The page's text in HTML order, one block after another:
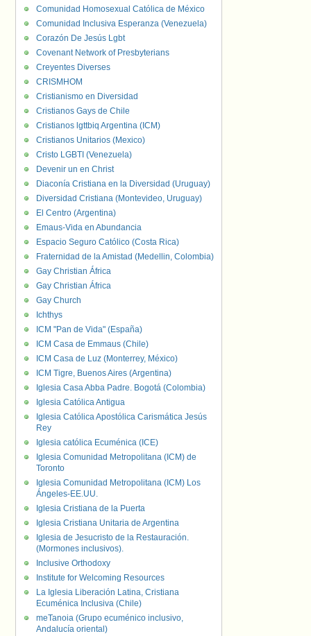
Comunidad Homosexual Católica de México
Comunidad Inclusiva Esperanza (Venezuela)
Corazón De Jesús Lgbt
Covenant Network of Presbyterians
Creyentes Diverses
CRISMHOM
Cristianismo en Diversidad
Cristianos Gays de Chile
Cristianos lgttbiq Argentina (ICM)
Cristianos Unitarios (Mexico)
Cristo LGBTI (Venezuela)
Devenir un en Christ
Diaconía Cristiana en la Diversidad (Uruguay)
Diversidad Cristiana (Montevideo, Uruguay)
El Centro (Argentina)
Emaus-Vida en Abundancia
Espacio Seguro Católico (Costa Rica)
Fraternidad de la Amistad (Medellin, Colombia)
Gay Christian África
Gay Christian África
Gay Church
Ichthys
ICM "Pan de Vida" (España)
ICM Casa de Emmaus (Chile)
ICM Casa de Luz (Monterrey, México)
ICM Tigre, Buenos Aires (Argentina)
Iglesia Casa Abba Padre. Bogotá (Colombia)
Iglesia Católica Antigua
Iglesia Católica Apostólica Carismática Jesús
Rey
Iglesia católica Ecuménica (ICE)
Iglesia Comunidad Metropolitana (ICM) de
Toronto
Iglesia Comunidad Metropolitana (ICM) Los
Ángeles-EE.UU.
Iglesia Cristiana de la Puerta
Iglesia Cristiana Unitaria de Argentina
Iglesia de Jesucristo de la Restauración.
(Mormones inclusivos).
Inclusive Orthodoxy
Institute for Welcoming Resources
La Iglesia Liberación Latina, Cristiana
Ecuménica Inclusiva (Chile)
meTanoia (Grupo ecuménico inclusivo,
Andalucía oriental)